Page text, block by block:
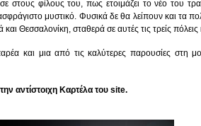
στους φίλους του, πως ετοιμάζει το νέο του
μυστικό. Φυσικά δε θα λείπουν και τα
Θεσσαλονίκη, σταθερά σε αυτές τις τρείς
και μια από τις καλύτερες παρουσίες στη
αντίστοιχη Καρτέλα του site.